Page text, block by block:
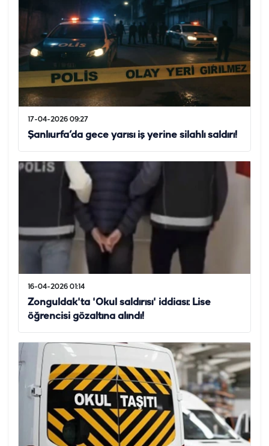
17-04-2026 09:27
Şanlıurfa’da gece yarısı iş yerine silahlı saldırı!
16-04-2026 01:14
Zonguldak'ta 'Okul saldırısı' iddiası: Lise
öğrencisi gözaltına alındı!